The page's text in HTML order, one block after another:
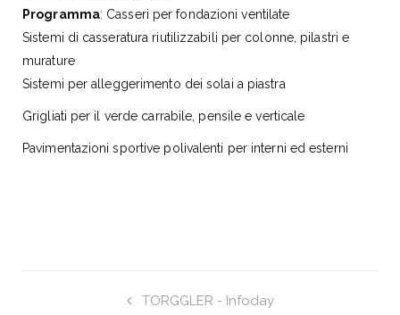
Programma: Casseri per fondazioni ventilate
Sistemi di casseratura riutilizzabili per colonne, pilastri e
murature
Sistemi per alleggerimento dei solai a piastra
Grigliati per il verde carrabile, pensile e verticale
Pavimentazioni sportive polivalenti per interni ed esterni
TORGGLER - Infoday